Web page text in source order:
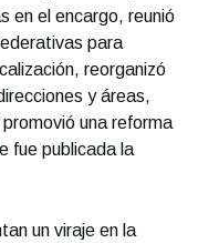
en el encargo, reunió
para
reorganizó
y áreas,
una reforma
fue publicada la
un viraje en la